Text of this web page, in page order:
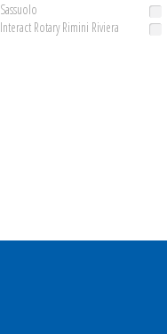
Sassuolo
Interact Rotary Rimini Riviera